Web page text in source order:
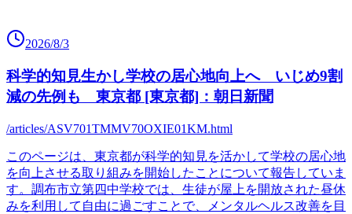
2026/8/3
科学的知見生かし学校の居心地向上へ いじめ9割
減の先例も 東京都 [東京都]：朝日新聞
/articles/ASV701TMMV70OXIE01KM.html
このページは、東京都が科学的知見を活かして学校の居心地
を向上させる取り組みを開始したことについて報告していま
す。調布市立第四中学校では、生徒が屋上を開放された昼休
みを利用して自由に過ごすことで、メンタルヘルス改善を目